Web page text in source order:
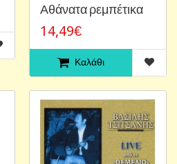
Αθάνατα ρεμπέτικα
14,49€
Καλάθι